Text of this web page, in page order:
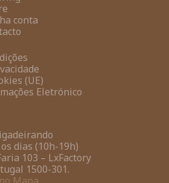
conta
(UE)
Eletrónico
dias (10h-19h)
103 – LxFactory
1500-301.